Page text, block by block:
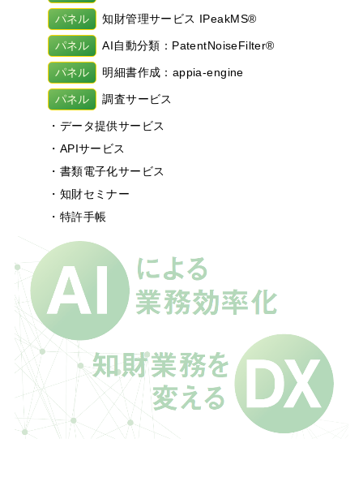
パネル 知財管理サービス IPeakMS®
パネル AI自動分類：PatentNoiseFilter®
パネル 明細書作成：appia-engine
パネル 調査サービス
・データ提供サービス
・APIサービス
・書類電子化サービス
・知財セミナー
・特許手帳